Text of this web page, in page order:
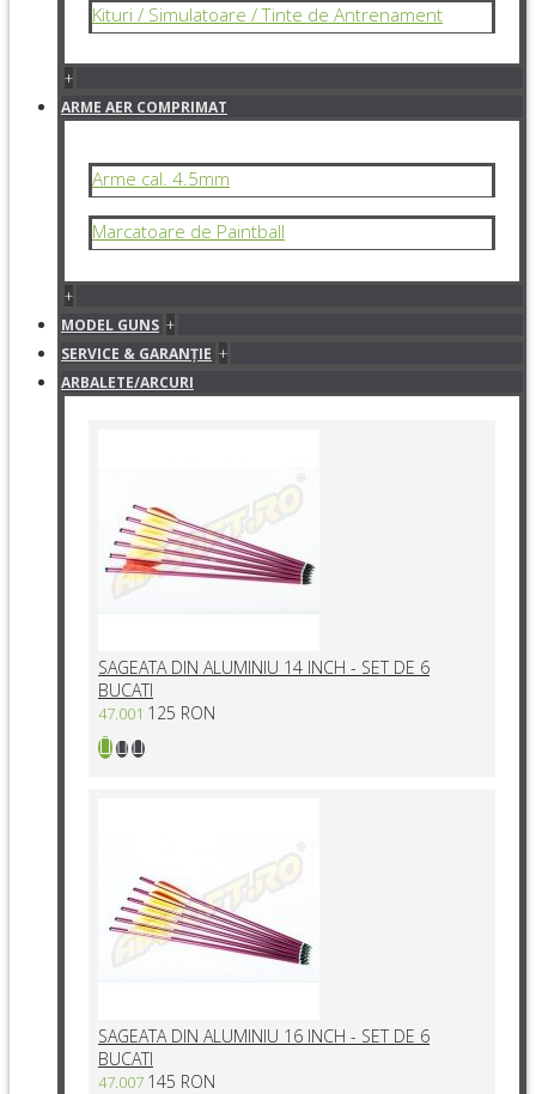
Kituri / Simulatoare / Tinte de Antrenament
+
ARME AER COMPRIMAT
Arme cal. 4.5mm
Marcatoare de Paintball
+
MODEL GUNS +
SERVICE & GARANŢIE +
ARBALETE/ARCURI
SAGEATA DIN ALUMINIU 14 INCH - SET DE 6
BUCATI
47.001 125 RON
SAGEATA DIN ALUMINIU 16 INCH - SET DE 6
BUCATI
47.007 145 RON